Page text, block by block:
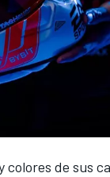
colores de sus